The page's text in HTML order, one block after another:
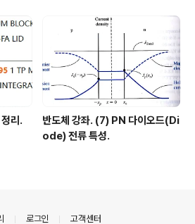
리.
반도체 강좌. (7) PN 다이오드(Di
ode) 전류 특성.
로그인 고객센터